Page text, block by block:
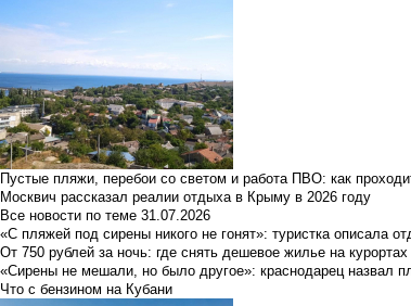
Пустые пляжи, перебои со светом и работа ПВО: как
Москвич рассказал реалии отдыха в Крыму в 2026 году
Все новости по теме 31.07.2026
«С пляжей под сирены никого не гонят»: туристка описала
От 750 рублей за ночь: где снять дешевое жилье на курортах
«Сирены не мешали, но было другое»: краснодарец назвал
Что с бензином на Кубани